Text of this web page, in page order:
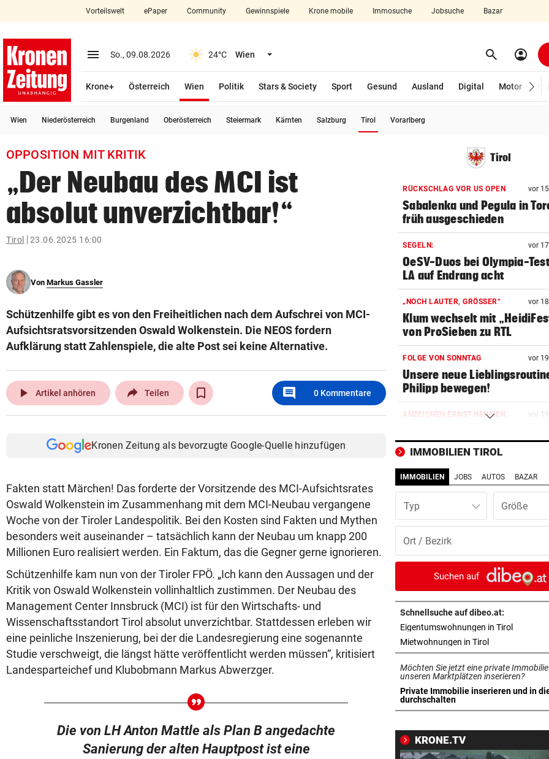
closeSchließen
account_circle Anmelden
arrow_right
bookmark
search
Suchbegriff
eingeben
© Krone Multimedia GmbH & Co KG 2026
Vorteilswelt ePaper Community Gewinnspiele Krone mobile Immosuche Jobsuche Bazar
menu Menü aufklappen
So., 09.08.2026 24°C Wien Menü aufklappen search Suchen
account_circle
Krone+ Österreich Wien
Politik
Stars & Society Sport Gesund Ausland Digital Motor
Wien Niederösterreich Burgenland Oberösterreich Steiermark Kärnten Salzburg Tirol Vorarlberg
OPPOSITION MIT KRITIK
„Der Neubau des MCI ist
absolut unverzichtbar!“
Tirol 23.06.2025 16:00
Von Markus Gassler
Schützenhilfe gibt es von den Freiheitlichen nach dem Aufschrei von MCI-
Aufsichtsratsvorsitzenden Oswald Wolkenstein. Die NEOS fordern
Aufklärung statt Zahlenspiele, die alte Post sei keine Alternative.
play_arrow Artikel anhören Teilen comment 0 Kommentare
Kronen Zeitung als bevorzugte Google-Quelle hinzufügen
Fakten statt Märchen! Das forderte der Vorsitzende des MCI-Aufsichtsrates
Oswald Wolkenstein im Zusammenhang mit dem MCI-Neubau vergangene
Woche von der Tiroler Landespolitik. Bei den Kosten sind Fakten und Mythen
besonders weit auseinander – tatsächlich kann der Neubau um knapp 200
Millionen Euro realisiert werden. Ein Faktum, das die Gegner gerne ignorieren.
Schützenhilfe kam nun von der Tiroler FPÖ. „Ich kann den Aussagen und der
Kritik von Oswald Wolkenstein vollinhaltlich zustimmen. Der Neubau des
Management Center Innsbruck (MCI) ist für den Wirtschafts- und
Wissenschaftsstandort Tirol absolut unverzichtbar. Stattdessen erleben wir
eine peinliche Inszenierung, bei der die Landesregierung eine sogenannte
Studie verschweigt, die längst hätte veröffentlicht werden müssen“, kritisiert
Landesparteichef und Klubobmann Markus Abwerzger.
Die von LH Anton Mattle als Plan B angedachte
Sanierung der alten Hauptpost ist eine
Tirol
RÜCKSCHLAG VOR US OPEN vor
Sabalenka und Pegula in
früh ausgeschieden
SEGELN: vor
OeSV-Duos bei Olympia-
LA auf Endrang acht
„NOCH LAUTER, GRÖSSER“ vor
Klum wechselt mit
von ProSieben zu RTL
FOLGE VON SONNTAG vor
Unsere neue
Philipp bewegen!
ANZEICHEN ERNST NEHMEN vor
Jugendlichen
SEINE ARME SIND IHRE
Das ist Matt Damons Stunt-
Double in „Die Odyssee“
WIE EINST DER VATER vor
Top-Talent klopft in deutscher
Bundesliga an
vor 23
Zwei Verletzte nach Biker-
bei Edelschrott
SCHLUSSTAG WARTET
Röber am Podest, „Captain
stark verbessert
MOURINHO GREIFT DURCH vor
Diese Regeln gelten ab
UM WESTEN ZU SPALTEN vor
IMMOBILIEN TIROL
IMMOBILIEN JOBS AUTOS BAZAR
Typ
Suchen auf
Schnellsuche auf dibeo.at:
Eigentumswohnungen in Tirolin neuem
Mietwohnungen in Tirolin neuem Tab
Möchten Sie jetzt eine private
unseren Marktplätzen inserieren?
Private Immobilie inserieren und in
durchschalten
in neuem Tab öffnen
KRONE.TV